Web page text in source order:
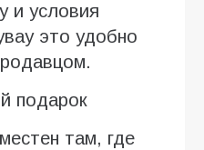
и условия
это удобно
подарок
там, где